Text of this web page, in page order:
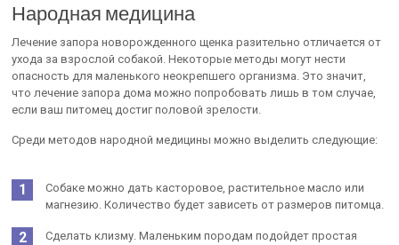
Народная медицина
Лечение запора новорожденного щенка разительно отличается от
ухода за взрослой собакой. Некоторые методы могут нести
опасность для маленького неокрепшего организма. Это значит,
что лечение запора дома можно попробовать лишь в том случае,
если ваш питомец достиг половой зрелости.
Среди методов народной медицины можно выделить следующие:
Собаке можно дать касторовое, растительное масло или
магнезию. Количество будет зависеть от размеров питомца.
Сделать клизму. Маленьким породам подойдет простая